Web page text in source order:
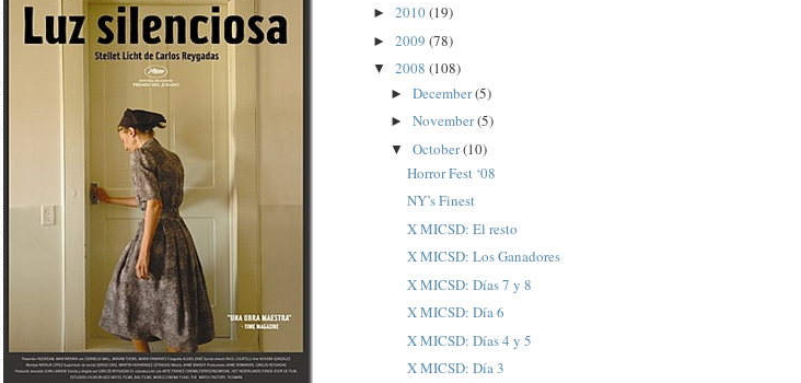
► 2010(19)
► 2009 (78)
▼ 2008 (108)
► December(5)
► November(5)
▼ October(10)
Horror Fest ‘08
NY’s Finest
X MICSD: El resto
X MICSD: Los Ganadores
X MICSD: Días 7 y 8
X MICSD: Día 6
X MICSD: Días 4 y 5
X MICSD: Día 3